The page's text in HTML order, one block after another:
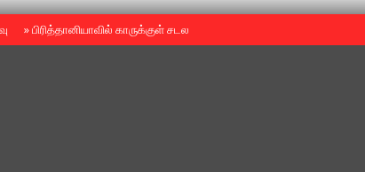
»பிரித்தானியாவில் காருக்குள் சடலம் -தமிழருடையதா ?